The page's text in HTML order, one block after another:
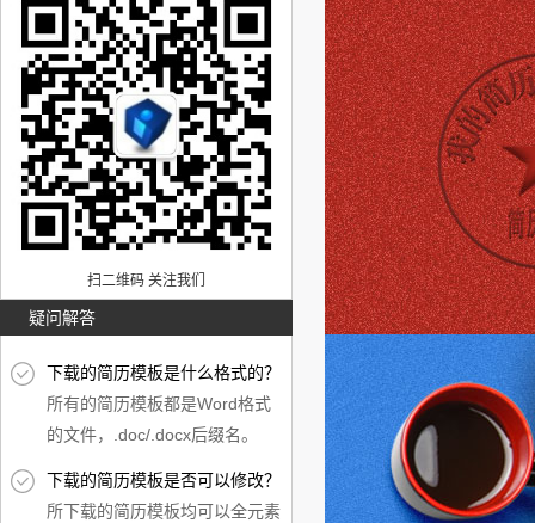
扫二维码 关注我们
疑问解答
下载的简历模板是什么格式的？
所有的简历模板都是Word格式
的文件，.doc/.docx后缀名。
下载的简历模板是否可以修改？
所下载的简历模板均可以全元素